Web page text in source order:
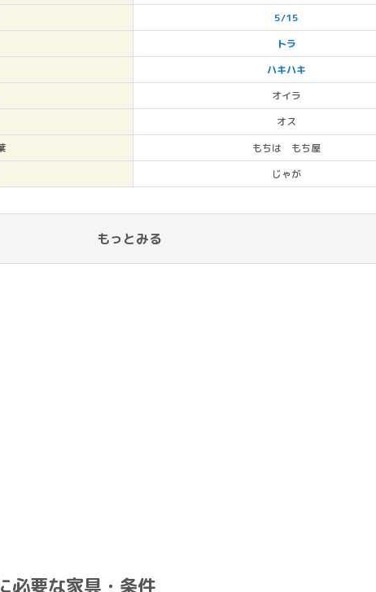
5/15
トラ
ハキハキ
オイラ
オス
もちは もち屋
じゃが
もっとみる
必要な家具・条件